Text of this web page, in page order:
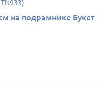
на подрамнике Букет